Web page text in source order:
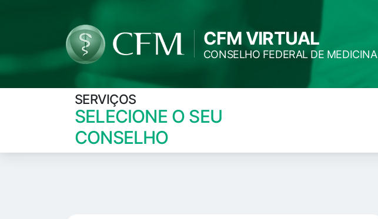
CFM VIRTUAL
CONSELHO FEDERAL DE MEDICINA
SERVIÇOS
SELECIONE O SEU
CONSELHO